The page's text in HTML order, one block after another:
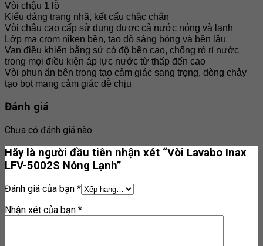
Vòi chậu 1 lỗ
Kiểu dáng trang nhã, kết cấu chắc chắn
Vòi chậu cao cấp sử dụng được cả nước nóng và lạnh
Lớp mạ crom niken bền, tạo độ sáng bóng và bền lâu
Van điều khiển bằng sứ có độ bền cao, chống rò rỉ nước
trong mọi điều kiện áp lực nước từ thấp đến cao
Vòi phun ẩn bên trong tạo cảm giác sang trọng, dòng chảy
tạo bọt mang cảm giác dễ chịu
Đánh giá
Chưa có đánh giá nào.
Hãy là người đầu tiên nhận xét “Vòi Lavabo Inax
LFV-5002S Nóng Lạnh”
Đánh giá của bạn *
Nhận xét của bạn *